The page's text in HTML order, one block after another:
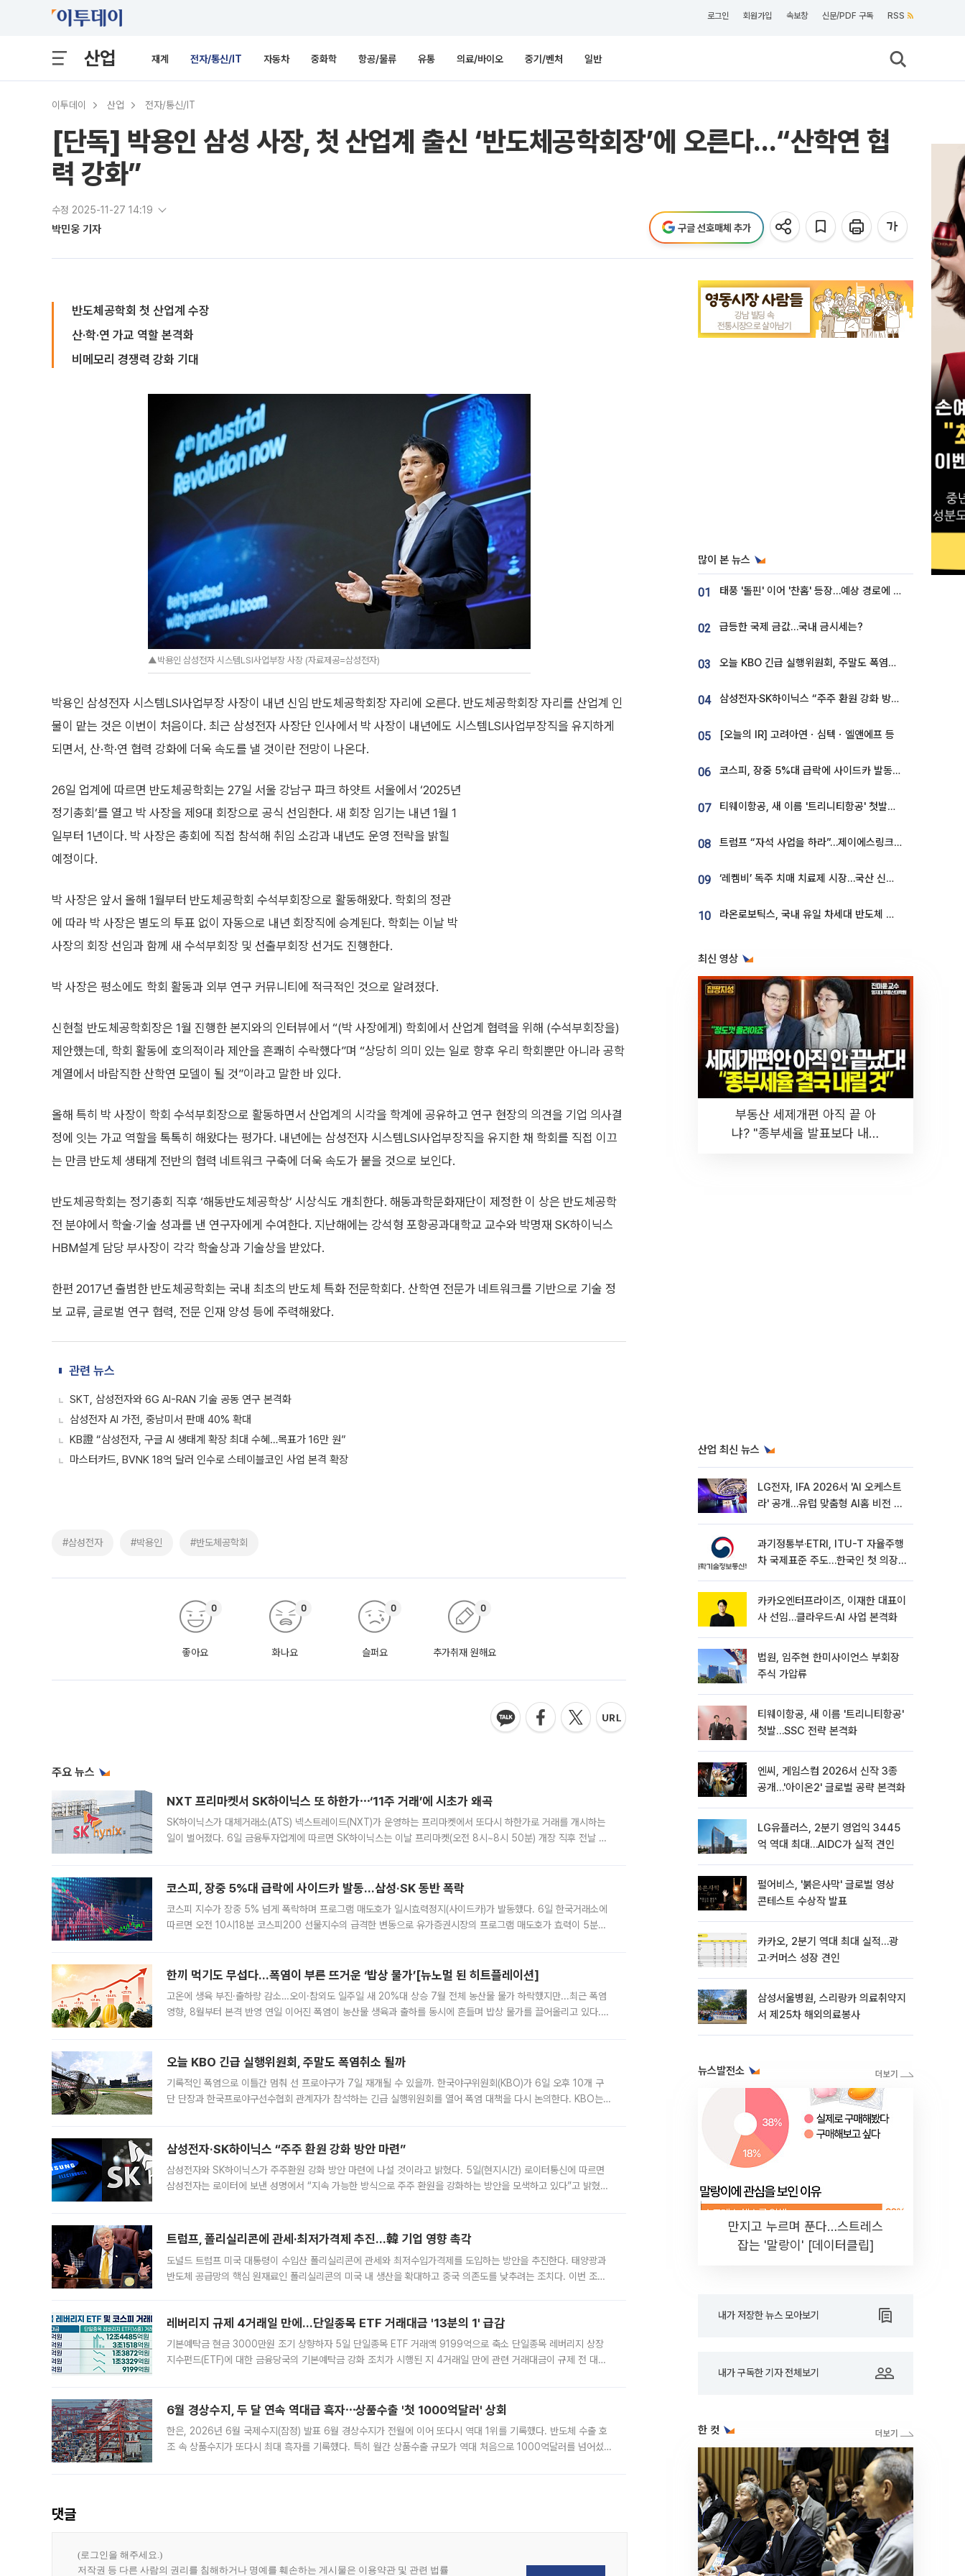
로그인 회원가입 속보창 신문/PDF 구독 RSS
산업 재계 전자/통신/IT 자동차 중화학 항공/물류 유통 의료/바이오 중기/벤처 일반
이투데이 산업 전자/통신/IT
[단독] 박용인 삼성 사장, 첫 산업계 출신 ‘반도체공학회장’에 오른다…“산학연 협
력 강화”
수정 2025-11-27 14:19
박민웅 기자 구글 선호매체 추가
반도체공학회 첫 산업계 수장
산·학·연 가교 역할 본격화
비메모리 경쟁력 강화 기대
▲박용인 삼성전자 시스템LSI사업부장 사장 (자료제공=삼성전자)
박용인 삼성전자 시스템LSI사업부장 사장이 내년 신임 반도체공학회장 자리에 오른다. 반도체공학회장 자리를 산업계 인
물이 맡는 것은 이번이 처음이다. 최근 삼성전자 사장단 인사에서 박 사장이 내년에도 시스템LSI사업부장직을 유지하게
되면서, 산·학·연 협력 강화에 더욱 속도를 낼 것이란 전망이 나온다.
26일 업계에 따르면 반도체공학회는 27일 서울 강남구 파크 하얏트 서울에서 ‘2025년
정기총회’를 열고 박 사장을 제9대 회장으로 공식 선임한다. 새 회장 임기는 내년 1월 1
일부터 1년이다. 박 사장은 총회에 직접 참석해 취임 소감과 내년도 운영 전략을 밝힐
예정이다.
박 사장은 앞서 올해 1월부터 반도체공학회 수석부회장으로 활동해왔다. 학회의 정관
에 따라 박 사장은 별도의 투표 없이 자동으로 내년 회장직에 승계된다. 학회는 이날 박
사장의 회장 선임과 함께 새 수석부회장 및 선출부회장 선거도 진행한다.
박 사장은 평소에도 학회 활동과 외부 연구 커뮤니티에 적극적인 것으로 알려졌다.
신현철 반도체공학회장은 1월 진행한 본지와의 인터뷰에서 “(박 사장에게) 학회에서 산업계 협력을 위해 (수석부회장을)
제안했는데, 학회 활동에 호의적이라 제안을 흔쾌히 수락했다”며 “상당히 의미 있는 일로 향후 우리 학회뿐만 아니라 공학
계열에서 바람직한 산학연 모델이 될 것”이라고 말한 바 있다.
올해 특히 박 사장이 학회 수석부회장으로 활동하면서 산업계의 시각을 학계에 공유하고 연구 현장의 의견을 기업 의사결
정에 잇는 가교 역할을 톡톡히 해왔다는 평가다. 내년에는 삼성전자 시스템LSI사업부장직을 유지한 채 학회를 직접 이끄
는 만큼 반도체 생태계 전반의 협력 네트워크 구축에 더욱 속도가 붙을 것으로 보인다.
반도체공학회는 정기총회 직후 ‘해동반도체공학상’ 시상식도 개최한다. 해동과학문화재단이 제정한 이 상은 반도체공학
전 분야에서 학술·기술 성과를 낸 연구자에게 수여한다. 지난해에는 강석형 포항공과대학교 교수와 박명재 SK하이닉스
HBM설계 담당 부사장이 각각 학술상과 기술상을 받았다.
한편 2017년 출범한 반도체공학회는 국내 최초의 반도체 특화 전문학회다. 산학연 전문가 네트워크를 기반으로 기술 정
보 교류, 글로벌 연구 협력, 전문 인재 양성 등에 주력해왔다.
관련 뉴스
SKT, 삼성전자와 6G AI-RAN 기술 공동 연구 본격화
삼성전자 AI 가전, 중남미서 판매 40% 확대
KB證 “삼성전자, 구글 AI 생태계 확장 최대 수혜…목표가 16만 원”
마스터카드, BVNK 18억 달러 인수로 스테이블코인 사업 본격 확장
#삼성전자 #박용인 #반도체공학회
좋아요
0
화나요
0
슬퍼요
0
추가취재 원해요
0
주요 뉴스
NXT 프리마켓서 SK하이닉스 또 하한가⋯‘11주 거래’에 시초가 왜곡
SK하이닉스가 대체거래소(ATS) 넥스트레이드(NXT)가 운영하는 프리마켓에서 또다시 하한가로 거래를 개시하는
일이 벌어졌다. 6일 금융투자업계에 따르면 SK하이닉스는 이날 프리마켓(오전 8시~8시 50분) 개장 직후 전날 정
코스피, 장중 5%대 급락에 사이드카 발동…삼성·SK 동반 폭락
코스피 지수가 장중 5% 넘게 폭락하며 프로그램 매도호가 일시효력정지(사이드카)가 발동했다. 6일 한국거래소에
따르면 오전 10시18분 코스피200 선물지수의 급격한 변동으로 유가증권시장의 프로그램 매도호가 효력이 5분간
한끼 먹기도 무섭다...폭염이 부른 뜨거운 ‘밥상 물가’[뉴노멀 된 히트플레이션]
고온에 생육 부진·출하량 감소…오이·참외도 일주일 새 20%대 상승 7월 전체 농산물 물가 하락했지만...최근 폭염
영향, 8월부터 본격 반영 연일 이어진 폭염이 농산물 생육과 출하를 동시에 흔들며 밥상 물가를 끌어올리고 있다.
오늘 KBO 긴급 실행위원회, 주말도 폭염취소 될까
기록적인 폭염으로 이틀간 멈춰 선 프로야구가 7일 재개될 수 있을까. 한국야구위원회(KBO)가 6일 오후 10개 구
단 단장과 한국프로야구선수협회 관계자가 참석하는 긴급 실행위원회를 열어 폭염 대책을 다시 논의한다. KBO는
삼성전자·SK하이닉스 “주주 환원 강화 방안 마련”
삼성전자와 SK하이닉스가 주주환원 강화 방안 마련에 나설 것이라고 밝혔다. 5일(현지시간) 로이터통신에 따르면
삼성전자는 로이터에 보낸 성명에서 “지속 가능한 방식으로 주주 환원을 강화하는 방안을 모색하고 있다”고 밝혔다.
트럼프, 폴리실리콘에 관세·최저가격제 추진…韓 기업 영향 촉각
도널드 트럼프 미국 대통령이 수입산 폴리실리콘에 관세와 최저수입가격제를 도입하는 방안을 추진한다. 태양광과
반도체 공급망의 핵심 원재료인 폴리실리콘의 미국 내 생산을 확대하고 중국 의존도를 낮추려는 조치다. 이번 조처
레버리지 규제 4거래일 만에…단일종목 ETF 거래대금 '13분의 1' 급감
기본예탁금 현금 3000만원 조기 상향하자 5일 단일종목 ETF 거래액 9199억으로 축소 단일종목 레버리지 상장
지수펀드(ETF)에 대한 금융당국의 기본예탁금 강화 조치가 시행된 지 4거래일 만에 관련 거래대금이 규제 전 대비
6월 경상수지, 두 달 연속 역대급 흑자⋯상품수출 '첫 1000억달러' 상회
한은, 2026년 6월 국제수지(잠정) 발표 6월 경상수지가 전월에 이어 또다시 역대 1위를 기록했다. 반도체 수출 호
조 속 상품수지가 또다시 최대 흑자를 기록했다. 특히 월간 상품수출 규모가 역대 처음으로 1000억달러를 넘어섰
댓글
많이 본 뉴스
01 태풍 '돌핀' 이어 '찬홈' 등장…예상 경로에 한국 '한숨'
02 급등한 국제 금값…국내 금시세는?
03 오늘 KBO 긴급 실행위원회, 주말도 폭염취소 될까
04 삼성전자·SK하이닉스 “주주 환원 강화 방안 마련”
05 [오늘의 IR] 고려아연ㆍ심텍ㆍ엘앤에프 등
06 코스피, 장중 5%대 급락에 사이드카 발동…삼성·SK 동반 폭락
07 티웨이항공, 새 이름 '트리니티항공' 첫발…SSC 전략 본격화
08 트럼프 “자석 사업을 하라”…제이에스링크, 비중국 영구자석 공급망 구축 속도
09 ‘레켐비’ 독주 치매 치료제 시장…국산 신약 등장하나
10 라온로보틱스, 국내 유일 차세대 반도체 공정 로봇 개발 ‘고객사 테스트 진행’
최신 영상
부동산 세제개편 아직 끝 아
냐? "종부세율 발표보다 내릴
산업 최신 뉴스
LG전자, IFA 2026서 'AI 오케스트
라' 공개…유럽 맞춤형 AI홈 비전 제
과기정통부·ETRI, ITU-T 자율주행
차 국제표준 주도…한국인 첫 의장
카카오엔터프라이즈, 이재한 대표이
사 선임…클라우드·AI 사업 본격화
법원, 임주현 한미사이언스 부회장
주식 가압류
티웨이항공, 새 이름 '트리니티항공'
첫발…SSC 전략 본격화
엔씨, 게임스컴 2026서 신작 3종
공개…'아이온2' 글로벌 공략 본격화
LG유플러스, 2분기 영업익 3445
억 역대 최대…AIDC가 실적 견인
펄어비스, '붉은사막' 글로벌 영상
콘테스트 수상작 발표
카카오, 2분기 역대 최대 실적…광
고·커머스 성장 견인
삼성서울병원, 스리랑카 의료취약지
서 제25차 해외의료봉사
뉴스발전소
만지고 누르며 푼다…스트레스
잡는 '말랑이' [데이터클립]
내가 저장한 뉴스 모아보기
내가 구독한 기자 전체보기
한 컷